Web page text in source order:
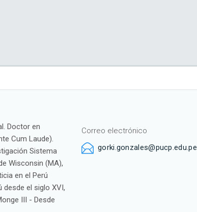
Doctor en
Cum Laude).
Sistema
Wisconsin (MA),
en el Perú
el siglo XVI,
III - Desde
Correo electrónico
gorki.gonzales@pucp.edu.pe